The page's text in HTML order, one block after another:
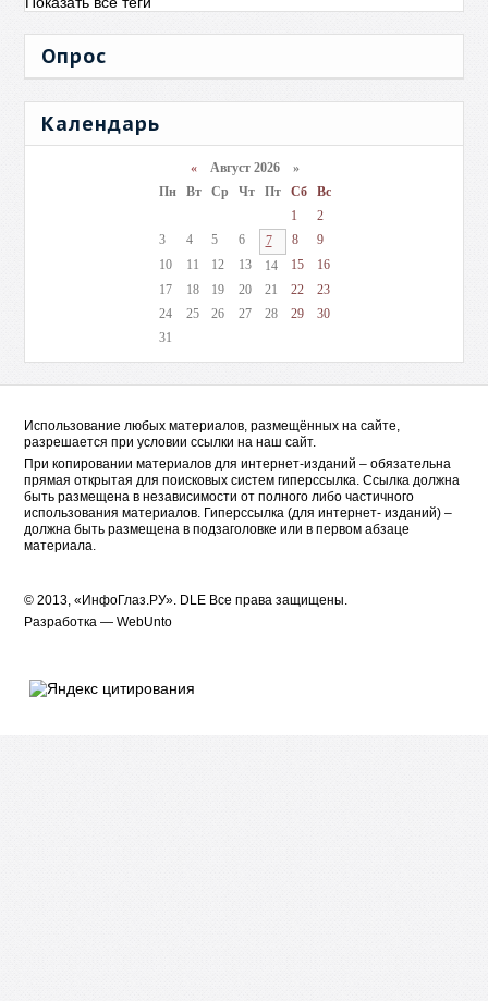
Опрос
Календарь
«Август 2026 »
Пн
Вт Ср Чт Пт Сб
Вс
1
2
3
4 5 6 7 8
9
10
11 12 13 14 15
16
17
18 19 20 21 22
23
24
25 26 27 28 29
30
31
Использование любых материалов, размещённых на сайте,
разрешается при условии ссылки на наш сайт.
При копировании материалов для интернет-изданий – обязательна
прямая открытая для поисковых систем гиперссылка. Ссылка должна
быть размещена в независимости от полного либо частичного
использования материалов. Гиперссылка (для интернет- изданий) –
должна быть размещена в подзаголовке или в первом абзаце
материала.
© 2013, «ИнфоГлаз.РУ». DLE Все права защищены.
Разработка —WebUnto